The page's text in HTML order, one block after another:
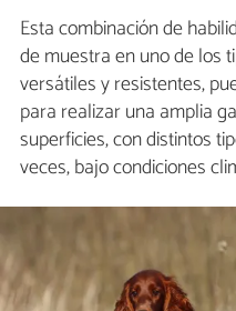
Esta combinación de
de muestra en uno de los
versátiles y resistentes,
para realizar una amplia
superficies, con distintos
veces, bajo condiciones